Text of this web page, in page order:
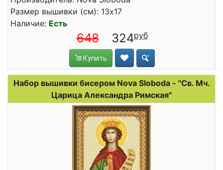
Размер вышивки (см): 13x17
Наличие: Есть
648 324
Купить
Набор вышивки бисером Nova Sloboda - "Св. Мч.
Царица Александра Римская"